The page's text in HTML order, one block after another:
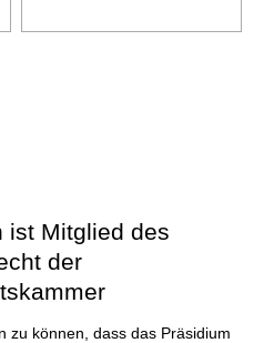
ist Mitglied des
der
zu können, dass das Präsidium